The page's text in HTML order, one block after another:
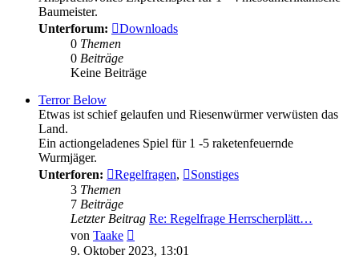
Baumeister.
Unterforum:
Downloads
0 Themen
0 Beiträge
Keine Beiträge
Terror Below
Etwas ist schief gelaufen und Riesenwürmer verwüsten das
Land.
Ein actiongeladenes Spiel für 1 -5 raketenfeuernde
Wurmjäger.
Unterforen:
Regelfragen,
Sonstiges
3 Themen
7 Beiträge
Letzter Beitrag Re: Regelfrage Herrscherplätt…
von Taake
Beitrag
9. Oktober 2023, 13:01